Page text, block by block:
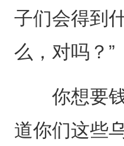
子们会得到
么，对吗？”
你想要钱
道你们这些